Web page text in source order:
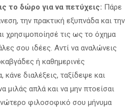
το δώρο για να πετύχεις: Πάρε
την πρακτική εξυπνάδα και την
χρησιμοποίησέ τις ως το όχημα
σου ιδέες. Αντί να αναλώνεις
ή καθημερινές
κάνε διαλέξεις, ταξίδεψε και
μιλάς απλά και να μην πτοείσαι
φιλοσοφικό σου μήνυμα